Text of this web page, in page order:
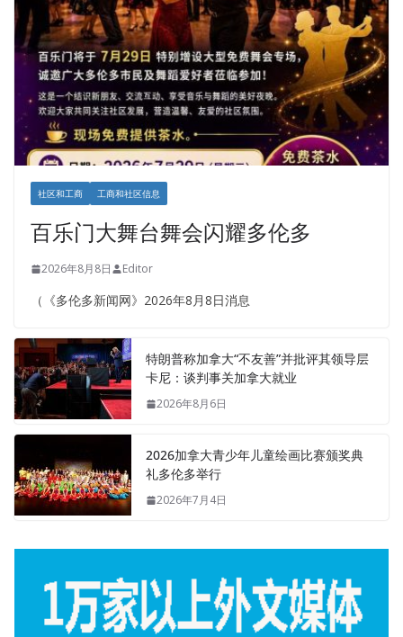
社区和工商 工商和社区信息
百乐门大舞台舞会闪耀多伦多
2026年8月8日 Editor
（《多伦多新闻网》2026年8月8日消息
特朗普称加拿大“不友善”并批评其领导层
卡尼：谈判事关加拿大就业
2026年8月6日
2026加拿大青少年儿童绘画比赛颁奖典
礼多伦多举行
2026年7月4日